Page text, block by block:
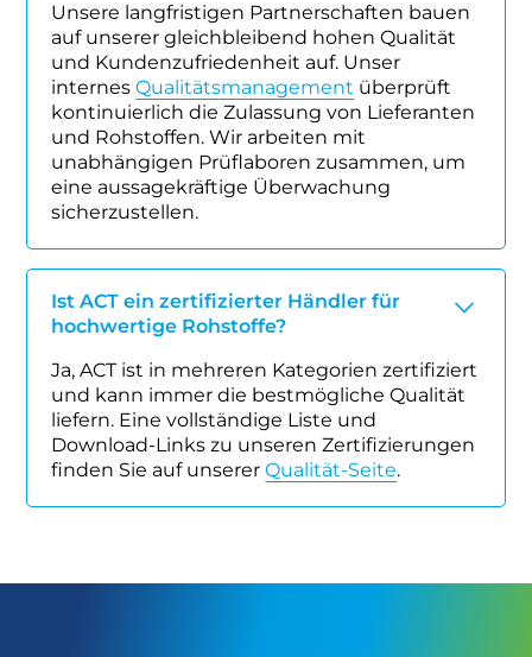
Unsere langfristigen Partnerschaften bauen
auf unserer gleichbleibend hohen Qualität
und Kundenzufriedenheit auf. Unser
internesQualitätsmanagement überprüft
kontinuierlich die Zulassung von Lieferanten
und Rohstoffen. Wir arbeiten mit
unabhängigen Prüflaboren zusammen, um
eine aussagekräftige Überwachung
sicherzustellen.
Ist ACT ein zertifizierter Händler für
hochwertige Rohstoffe?
Ja, ACT ist in mehreren Kategorien zertifiziert
und kann immer die bestmögliche Qualität
liefern. Eine vollständige Liste und
Download-Links zu unseren Zertifizierungen
finden Sie auf unsererQualität-Seite.